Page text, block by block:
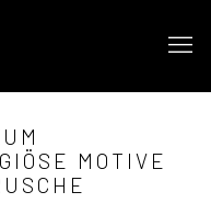
MOTIVE